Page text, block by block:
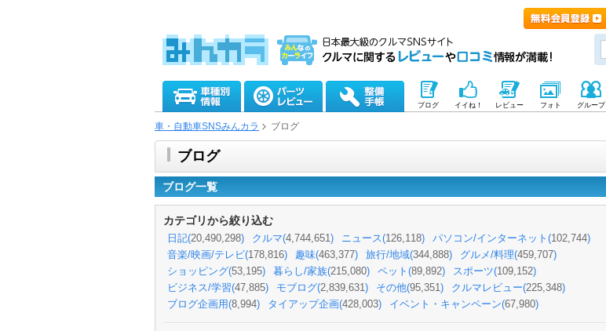
ブログ イイね！ レビュー フォト グループ
車・自動車SNSみんカラ ブログ
ブログ
ブログ一覧
カテゴリから絞り込む
日記(20,490,298) クルマ(4,744,651) ニュース(126,118) パソコン/インターネット(102,744)
音楽/映画/テレビ(178,816) 趣味(463,377) 旅行/地域(344,888) グルメ/料理(459,707)
ショッピング(53,195) 暮らし/家族(215,080) ペット(89,892) スポーツ(109,152)
ビジネス/学習(47,885) モブログ(2,839,631) その他(95,351) クルマレビュー(225,348)
ブログ企画用(8,994) タイアップ企画(428,003) イベント・キャンペーン(67,980)